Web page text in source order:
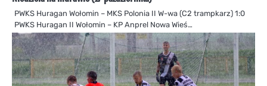
PWKS Huragan Wołomin – MKS Polonia II W-wa (C2 trampkarz) 1:0
PWKS Huragan II Wołomin – KP Anprel Nowa Wieś…